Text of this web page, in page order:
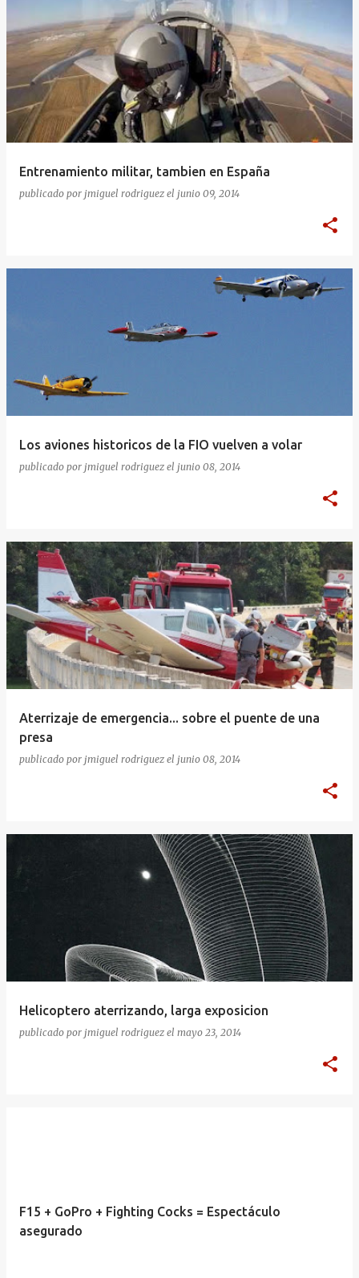
Entrenamiento militar, tambien en España
publicado por jmiguel rodriguez el junio 09, 2014
Los aviones historicos de la FIO vuelven a volar
publicado por jmiguel rodriguez el junio 08, 2014
Aterrizaje de emergencia... sobre el puente de una
presa
publicado por jmiguel rodriguez el junio 08, 2014
Helicoptero aterrizando, larga exposicion
publicado por jmiguel rodriguez el mayo 23, 2014
F15 + GoPro + Fighting Cocks = Espectáculo
asegurado